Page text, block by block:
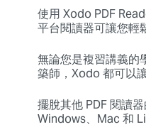
使用 Xodo PDF
平台閱讀器可讓您輕
無論您是複習講義的
築師，Xodo 都可以
擺脫其他 PDF 閱讀
Windows、Mac 和